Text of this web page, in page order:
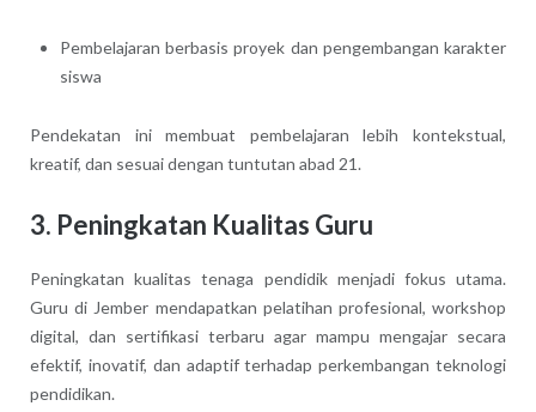
Pembelajaran berbasis proyek dan pengembangan karakter
siswa
Pendekatan ini membuat pembelajaran lebih kontekstual,
kreatif, dan sesuai dengan tuntutan abad 21.
3. Peningkatan Kualitas Guru
Peningkatan kualitas tenaga pendidik menjadi fokus utama.
Guru di Jember mendapatkan pelatihan profesional, workshop
digital, dan sertifikasi terbaru agar mampu mengajar secara
efektif, inovatif, dan adaptif terhadap perkembangan teknologi
pendidikan.